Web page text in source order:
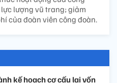
lượng vũ trang; giảm
của đoàn viên công đoàn.
kế hoạch cơ cấu lại vốn